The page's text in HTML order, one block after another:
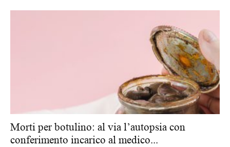
Morti per botulino: al via l’autopsia con
conferimento incarico al medico...